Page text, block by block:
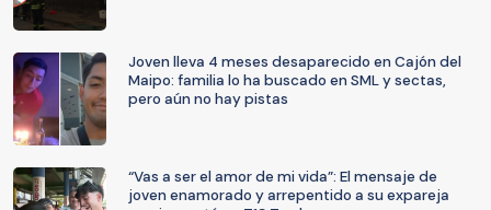
Joven lleva 4 meses desaparecido en Cajón del
Maipo: familia lo ha buscado en SML y sectas,
pero aún no hay pistas
“Vas a ser el amor de mi vida”: El mensaje de
joven enamorado y arrepentido a su expareja